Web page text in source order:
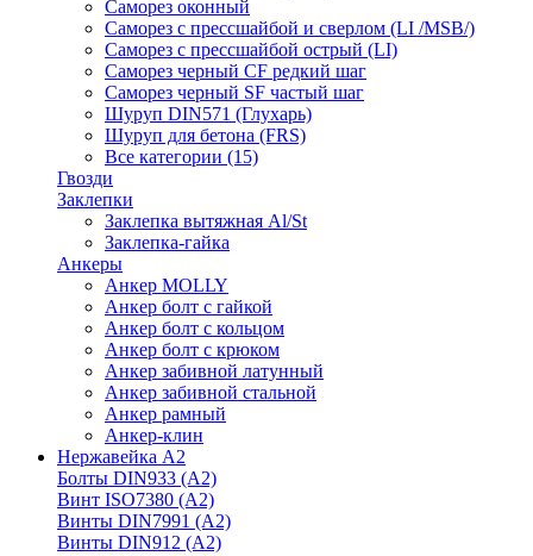
Саморез оконный
Саморез с прессшайбой и сверлом (LI /MSB/)
Саморез с прессшайбой острый (LI)
Саморез черный CF редкий шаг
Саморез черный SF частый шаг
Шуруп DIN571 (Глухарь)
Шуруп для бетона (FRS)
Все категории (15)
Гвозди
Заклепки
Заклепка вытяжная Al/St
Заклепка-гайка
Анкеры
Анкер MOLLY
Анкер болт с гайкой
Анкер болт с кольцом
Анкер болт с крюком
Анкер забивной латунный
Анкер забивной стальной
Анкер рамный
Анкер-клин
Нержавейка А2
Болты DIN933 (A2)
Винт ISO7380 (A2)
Винты DIN7991 (A2)
Винты DIN912 (A2)